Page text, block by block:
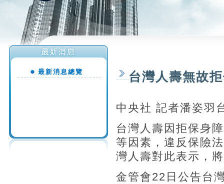
最新消息總覽 台灣人壽無故
中央社 記者潘姿羽
台灣人壽因拒保身
等因素，違反保險
灣人壽對此表示，
金管會22日公告台